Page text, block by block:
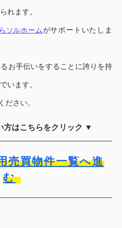
れます。
ソルホーム がサポートいたしま
お手伝いをすることに誇りを持
います。
ください。
方はこちらをクリック ▼
売買物件一覧へ進
む